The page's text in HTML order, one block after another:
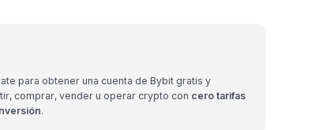
para obtener una cuenta de Bybit gratis y
comprar, vender u operar crypto con cero tarifas
.